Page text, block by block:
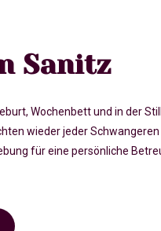
Sanitz
Wochenbett und in der
wieder jeder
für eine persönliche